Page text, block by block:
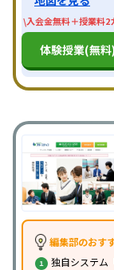
\入会金無料＋授業料2
体験授業(無料)
編集部のおす
独自システム